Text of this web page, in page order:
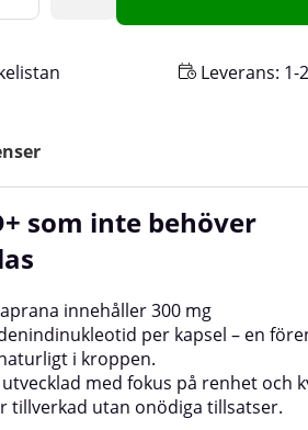
Leverans: 1-
som inte behöver
innehåller 300 mg
per kapsel – en
i kroppen.
med fokus på renhet och
tillverkad utan onödiga tillsatser.